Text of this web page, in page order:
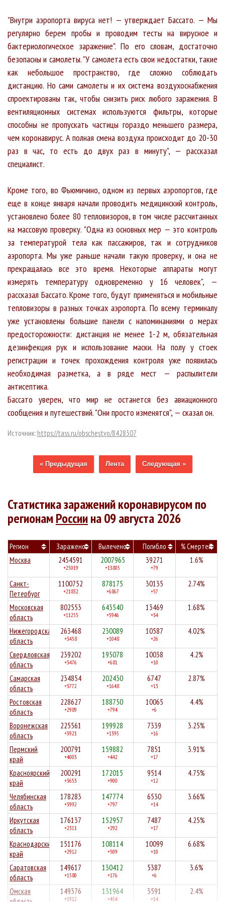
"Внутри аэропорта вируса нет! — утверждает Бассато. — Мы
регулярно берем пробы и проводим тесты на вирусное и
бактериологическое заражение". По его словам, достаточно
безопасны и самолеты. "У самолета есть свои недостатки, такие
как небольшое пространство, где сложно соблюдать
дистанцию. Но сами самолеты и их система воздухоснабжения
спроектированы так, чтобы снизить риск любого заражения. В
вентиляционных системах используются фильтры, которые
способны не пропускать частицы гораздо меньшего размера,
чем коронавирус. А полная смена воздуха происходит до 20-30
раз в час, то есть до двух раз в минуту", — рассказал
специалист.
Кроме того, во Фьюмичино, одном из первых аэропортов, где
еще в конце января начали проводить медицинский контроль,
установлено более 80 тепловизоров, в том числе рассчитанных
на массовую проверку. "Одна из основных мер — это контроль
за температурой тела как пассажиров, так и сотрудников
аэропорта. Мы уже раньше начали такую проверку, и она не
прекращалась все это время. Некоторые аппараты могут
измерять температуру одновременно у 16 человек", —
рассказал Бассато. Кроме того, будут применяться и мобильные
тепловизоры в разных точках аэропорта. По всему терминалу
уже установлены большие панели с напоминаниями о мерах
предосторожности: дистанция не менее 1-2 м, обязательная
дезинфекция рук и использование маски. На полу у стоек
регистрации и точек прохождения контроля уже появилась
необходимая разметка, а в ряде мест — распылители
антисептика.
Бассато уверен, что мир не останется без авиационного
сообщения и путешествий. "Они просто изменятся", — сказал он.
Источник: https://tass.ru/obschestvo/8428307
« Предыдущая Лента Следующая »
Статистика заражений коронавирусом по
регионамРоссиина 09 августа 2026
Регион Заражено Вылечено Погибло
% Смертей
Москва
2454591
+25019
2007965
+13805
39271
+79
1.6%
Санкт-
Петербург
1100752
+21832
878175
+6867
30135
+57
2.74%
Московская
область
802553
+11255
643540
+5946
13469
+34
1.68%
Нижегородская
область
263468
+3458
230089
+1048
10587
+26
4.02%
Свердловская
область
239202
+3476
195078
+681
10038
+10
4.2%
Самарская
область
234854
+3772
202430
+1648
6747
+13
2.87%
Ростовская
область
228627
+2989
188750
+794
10065
+6
4.4%
Воронежская
область
225561
+3921
199928
+1395
7339
+16
3.25%
Пермский
край
200791
+4003
159882
+442
7851
+17
3.91%
Красноярский
край
200291
+3653
172015
+900
9514
+12
4.75%
Челябинская
область
178283
+3992
147774
+797
6530
+14
3.66%
Иркутская
область
176137
+2311
152957
+292
7487
+17
4.25%
Краснодарский
край
151176
+2912
108114
+509
10099
+10
6.68%
Саратовская
область
149617
+1580
130412
+176
5387
+6
3.6%
Омская
149376
+1912
131964
+454
3591
+14
2.4%